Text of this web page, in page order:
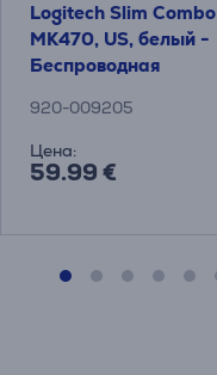
Logitech Slim Combo
MK470, US, белый -
Беспроводная
920-009205
Цена:
59.99 €